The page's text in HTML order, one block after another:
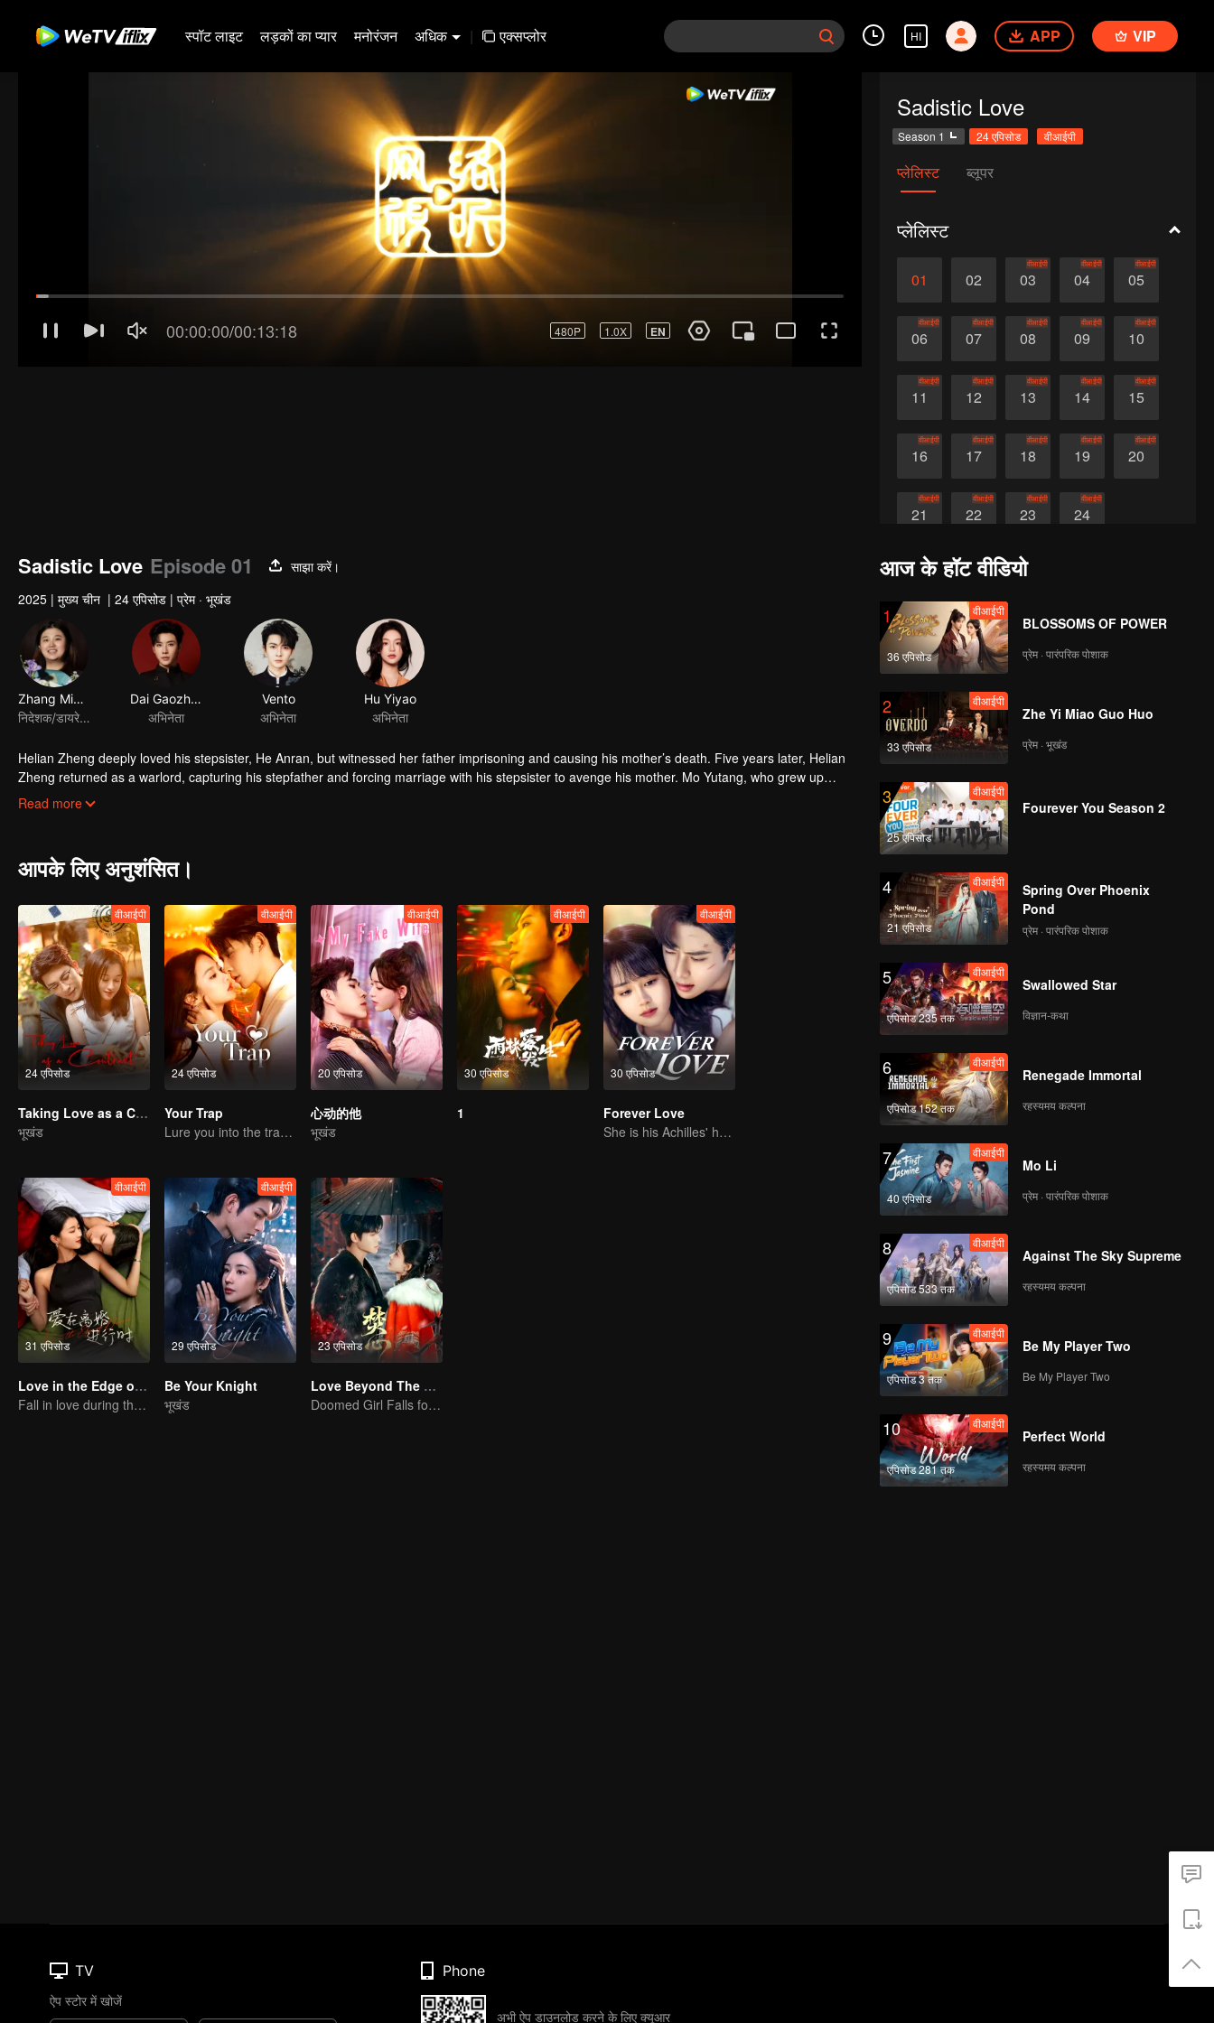
स्पॉट लाइट लड़कों का प्यार मनोरंजन अधिक | एक्सप्लोर HI APP VIP
Sadistic Love
Season 1 24 एपिसोड वीआईपी
प्लेलिस्ट ब्लूपर
प्लेलिस्ट
01 02 03
वीआईपी
04
वीआईपी
05
वीआईपी
06
वीआईपी
07
वीआईपी
08
वीआईपी
09
वीआईपी
10
वीआईपी
11
वीआईपी
12
वीआईपी
13
वीआईपी
14
वीआईपी
15
वीआईपी
16
वीआईपी
17
वीआईपी
18
वीआईपी
19
वीआईपी
20
वीआईपी
21
वीआईपी
22
वीआईपी
23
वीआईपी
24
वीआईपी
Sadistic Love Episode 01
साझा करें।
2025 | मुख्य चीन | 24 एपिसोड | प्रेम · भूखंड
Helian Zheng deeply loved his stepsister, He Anran, but witnessed her father imprisoning and causing his mother’s death. Five years later, Helian
Zheng returned as a warlord, capturing his stepfather and forcing marriage with his stepsister to avenge his mother. Mo Yutang, who grew up
depending on Helian Zheng, lost the ability to walk properly because of him. Years later, they reunite, but beneath Mo Yutang’s stunning stage
Read more
आपके लिए अनुशंसित।
24 एपिसोड
वीआईपी
Taking Love as a Contract
भूखंड
24 एपिसोड
वीआईपी
Your Trap
Lure you into the trap with love as bait
20 एपिसोड
वीआईपी
心动的他
भूखंड
30 एपिसोड
वीआईपी
1
30 एपिसोड
वीआईपी
Forever Love
She is his Achilles' heel and his armor
31 एपिसोड
वीआईपी
Love in the Edge of Divorce
Fall in love during the divorce
29 एपिसोड
वीआईपी
Be Your Knight
भूखंड
23 एपिसोड
Love Beyond The Curse (Thai Ver.)
Doomed Girl Falls for the Immortal Vampire
आज के हॉट वीडियो
1
36 एपिसोड
वीआईपी
BLOSSOMS OF POWER
प्रेम · पारंपरिक पोशाक
2
33 एपिसोड
वीआईपी
Zhe Yi Miao Guo Huo
प्रेम · भूखंड
3
25 एपिसोड
वीआईपी
Fourever You Season 2
4
21 एपिसोड
वीआईपी
Spring Over Phoenix
Pond
प्रेम · पारंपरिक पोशाक
5
एपिसोड 235 तक
वीआईपी
Swallowed Star
विज्ञान-कथा
6
एपिसोड 152 तक
वीआईपी
Renegade Immortal
रहस्यमय कल्पना
7
40 एपिसोड
वीआईपी
Mo Li
प्रेम · पारंपरिक पोशाक
8
एपिसोड 533 तक
वीआईपी
Against The Sky Supreme
रहस्यमय कल्पना
9
एपिसोड 3 तक
वीआईपी
Be My Player Two
Be My Player Two
10
एपिसोड 281 तक
वीआईपी
Perfect World
रहस्यमय कल्पना
TV
ऐप स्टोर में खोजें
Phone
अभी ऐप डाउनलोड करने के लिए क्यूआर